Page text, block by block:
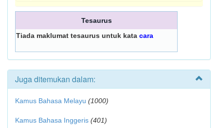
Tesaurus
Tiada maklumat tesaurus untuk kata cara
Juga ditemukan dalam:
Kamus Bahasa Melayu (1000)
Kamus Bahasa Inggeris (401)